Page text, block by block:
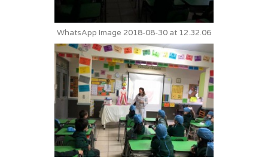
WhatsApp Image 2018-08-30 at 12.32.06